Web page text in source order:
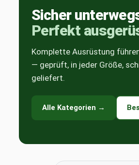
Sicher
Perfekt
Komplette Ausrüstung
— geprüft, in jeder Größe,
geliefert.
Alle Kategorien →